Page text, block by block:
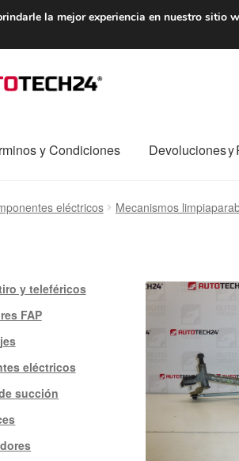
ENTREGA desde 7 EUR
y Condiciones Devoluciones
Carro ContactoEnvío al mundo
eléctricos Mecanismos
y teleféricos
FAP
eléctricos
succión
la mejor experiencia en nuestro sitio